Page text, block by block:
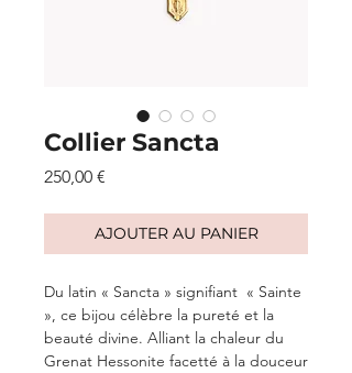
Collier Sancta
250,00 €
AJOUTER AU PANIER
Du latin « Sancta » signifiant « Sainte
», ce bijou célèbre la pureté et la
beauté divine. Alliant la chaleur du
Grenat Hessonite facetté à la douceur